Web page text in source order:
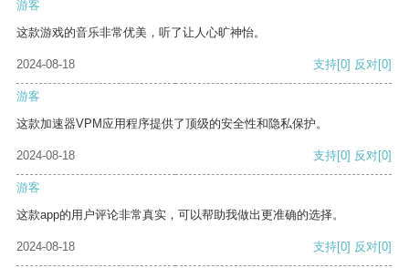
游客
这款游戏的音乐非常优美，听了让人心旷神怡。
2024-08-18 支持[0] 反对[0]
游客
这款加速器VPM应用程序提供了顶级的安全性和隐私保护。
2024-08-18 支持[0] 反对[0]
游客
这款app的用户评论非常真实，可以帮助我做出更准确的选择。
2024-08-18 支持[0] 反对[0]